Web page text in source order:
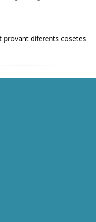
provant diferents cosetes